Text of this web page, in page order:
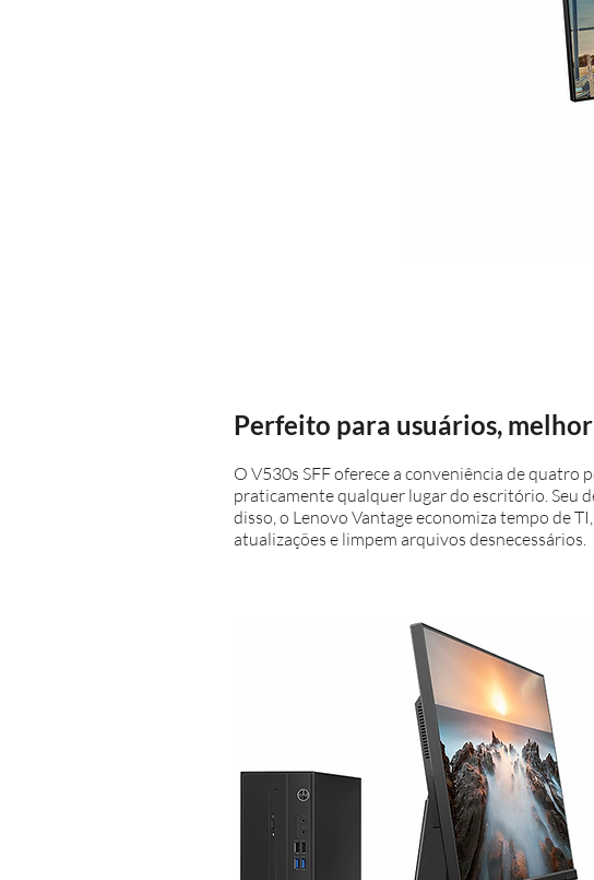
Perfeito para usuários,
O V530s SFF oferece a conveniência de quatro
praticamente qualquer lugar do escritório. Seu
disso, o Lenovo Vantage economiza tempo de
atualizações e limpem arquivos desnecessários.